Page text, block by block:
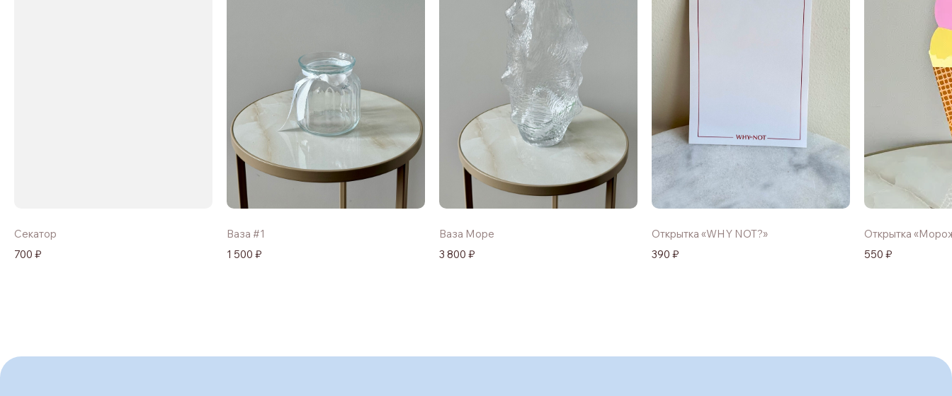
390 ₽
Открытка «WHY NOT?»
550 ₽
Открытка
1 500 ₽
Ваза #1
3 800 ₽
Ваза Море
700 ₽
Секатор